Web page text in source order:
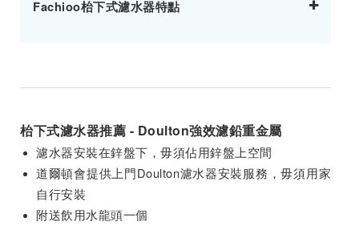
Fachioo枱下式濾水器特點
枱下式濾水器推薦 - Doulton強效濾鉛重金屬
濾水器安裝在鋅盤下，毋須佔用鋅盤上空間
道爾頓會提供上門Doulton濾水器安裝服務，毋須用家
自行安裝
附送飲用水龍頭一個